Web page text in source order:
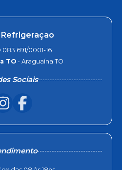
Refrigeração
0001-16
TO- Araguaína TO
Sociais